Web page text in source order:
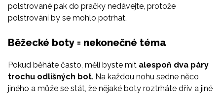
polstrované pak do pračky nedávejte, protože
polstrování by se mohlo potrhat.
Běžecké boty = nekonečné téma
Pokud běháte často, měli byste mít alespoň dva páry
trochu odlišných bot. Na každou nohu sedne něco
jiného a může se stát, že nějaké boty roztrháte dřív a jiné